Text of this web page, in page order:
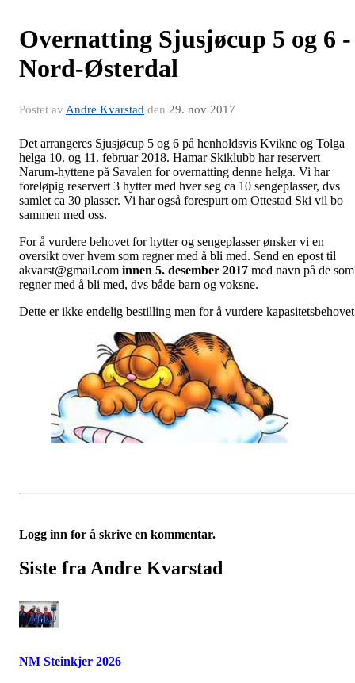
Overnatting Sjusjøcup 5 og 6 -
Nord-Østerdal
Postet av Andre Kvarstad den 29. nov 2017
Det arrangeres Sjusjøcup 5 og 6 på henholdsvis Kvikne og Tolga
helga 10. og 11. februar 2018. Hamar Skiklubb har reservert
Narum-hyttene på Savalen for overnatting denne helga. Vi har
foreløpig reservert 3 hytter med hver seg ca 10 sengeplasser, dvs
samlet ca 30 plasser. Vi har også forespurt om Ottestad Ski vil bo
sammen med oss.
For å vurdere behovet for hytter og sengeplasser ønsker vi en
oversikt over hvem som regner med å bli med. Send en epost til
akvarst@gmail.com innen 5. desember 2017 med navn på de som
regner med å bli med, dvs både barn og voksne.
Dette er ikke endelig bestilling men for å vurdere
Logg inn for å skrive en kommentar.
Siste fra Andre Kvarstad
NM Steinkjer 2026